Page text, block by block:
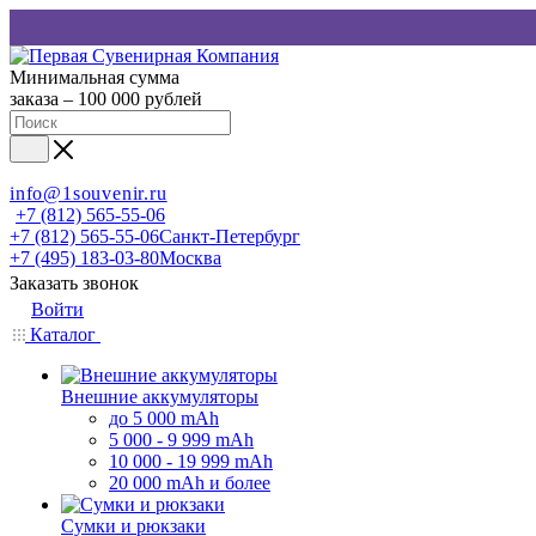
Минимальная сумма
заказа – 100 000 рублей
info@1souvenir.ru
+7 (812) 565-55-06
+7 (812) 565-55-06Санкт-Петербург
+7 (495) 183-03-80Москва
Заказать звонок
Войти
Каталог
Внешние аккумуляторы
до 5 000 mAh
5 000 - 9 999 mAh
10 000 - 19 999 mAh
20 000 mAh и более
Сумки и рюкзаки